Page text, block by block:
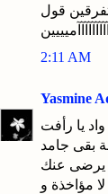
قول
آآآآآآآآآآميييين
2:11 AM
Yasmine
واد يا رأفت
بقى جامد
يرضى عنك
مؤاخذة و